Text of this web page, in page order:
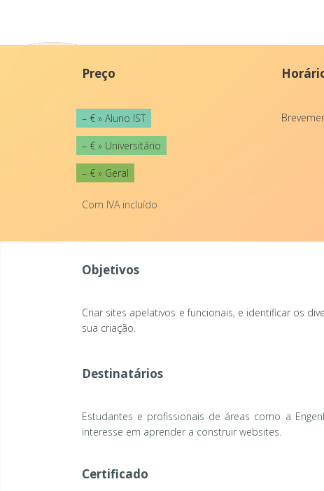
Preço
– € » Aluno IST
– € » Universitário
– € » Geral
Com IVA incluído
Objetivos
Criar sites apelativos e funcionais, e identificar os
sua criação.
Destinatários
Estudantes e profissionais de áreas como a
interesse em aprender a construir websites.
Certificado